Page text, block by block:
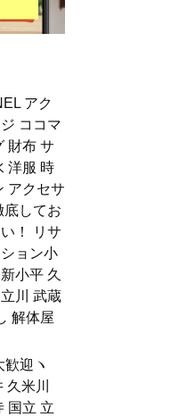
アク
ココマ
財布 サ
洋服 時
アクセサ
底してお
！ リサ
ョン小
小平 久
川 武蔵
解体屋
迎ヽ
米川
国立 立